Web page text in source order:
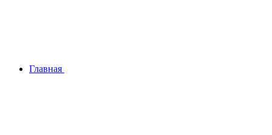
Главная